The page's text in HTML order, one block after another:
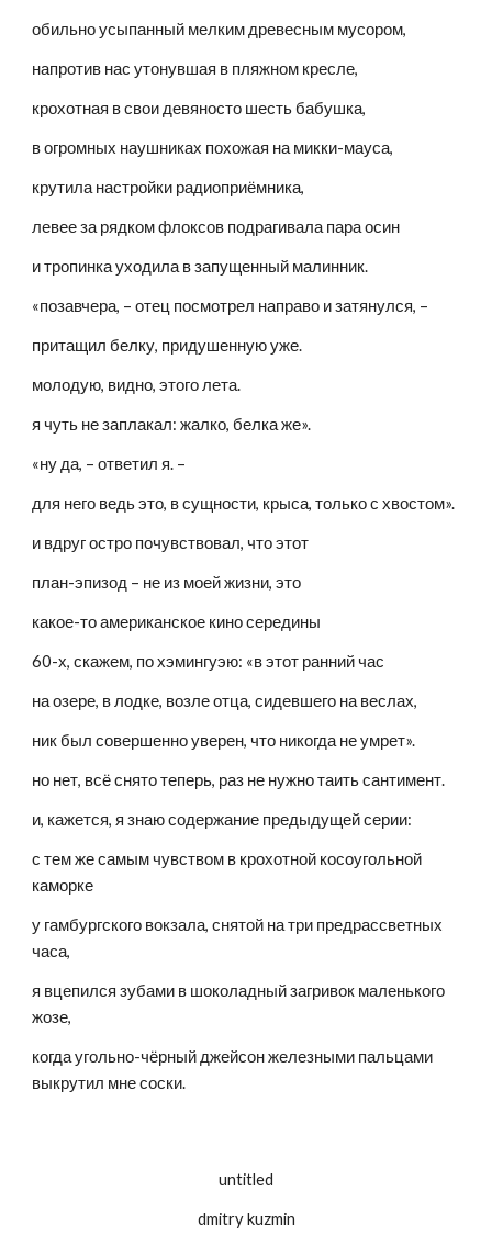
обильно усыпанный мелким древесным мусором,
напротив нас утонувшая в пляжном кресле,
крохотная в свои девяносто шесть бабушка,
в огромных наушниках похожая на микки-мауса,
крутила настройки радиоприёмника,
левее за рядком флоксов подрагивала пара осин
и тропинка уходила в запущенный малинник.
«позавчера, – отец посмотрел направо и затянулся, –
притащил белку, придушенную уже.
молодую, видно, этого лета.
я чуть не заплакал: жалко, белка же».
«ну да, – ответил я. –
для него ведь это, в сущности, крыса, только с хвостом».
и вдруг остро почувствовал, что этот
план-эпизод – не из моей жизни, это
какое-то американское кино середины
60-х, скажем, по хэмингуэю: «в этот ранний час
на озере, в лодке, возле отца, сидевшего на веслах,
ник был совершенно уверен, что никогда не умрет».
но нет, всё снято теперь, раз не нужно таить сантимент.
и, кажется, я знаю содержание предыдущей серии:
с тем же самым чувством в крохотной косоугольной
каморке
у гамбургского вокзала, снятой на три предрассветных
часа,
я вцепился зубами в шоколадный загривок маленького
жозе,
когда угольно-чёрный джейсон железными пальцами
выкрутил мне соски.
untitled
dmitry kuzmin